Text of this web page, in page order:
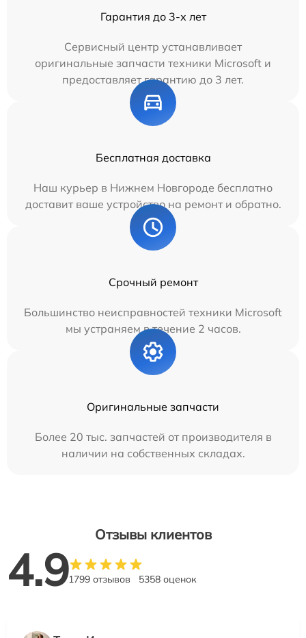
Гарантия до 3-х лет
Сервисный центр устанавливает
оригинальные запчасти техники Microsoft и
предоставляет гарантию до 3 лет.
Бесплатная доставка
Наш курьер в Нижнем Новгороде бесплатно
доставит ваше устройство на ремонт и обратно.
Срочный ремонт
Большинство неисправностей техники Microsoft
мы устраняем в течение 2 часов.
Оригинальные запчасти
Более 20 тыс. запчастей от производителя в
наличии на собственных складах.
Отзывы клиентов
4.91799 отзывов 5358 оценок